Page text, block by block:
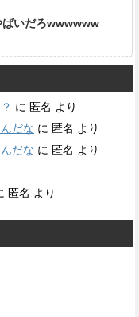
ばいだろwwwwww
に 匿名 より
だな に 匿名 より
だな に 匿名 より
匿名 より